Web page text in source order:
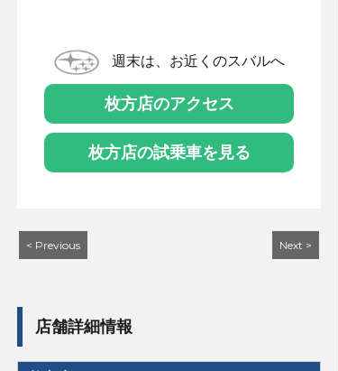
週末は、お近くのスバルへ
枚方店のアクセス
枚方店の試乗車を見る
< Previous Next >
店舗詳細情報